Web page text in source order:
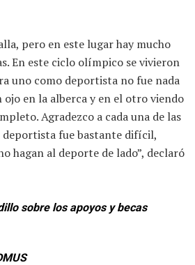
pero en este lugar hay mucho
En este ciclo olímpico se vivieron
uno como deportista no fue nada
en la alberca y en el otro viendo
Agradezco a cada una de las
deportista fue bastante difícil,
hagan al deporte de lado”, declaró
sobre los apoyos y becas